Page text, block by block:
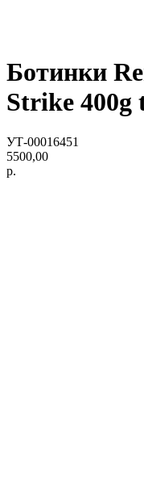
Ботинки
Strike 400g
УТ-00016451
5500,00
р.